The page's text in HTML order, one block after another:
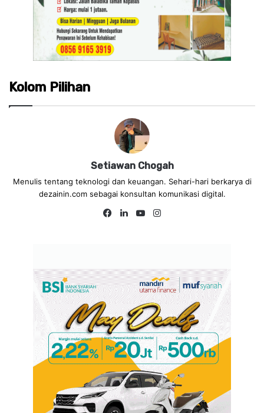
Kolom Pilihan
Setiawan Chogah
Menulis tentang teknologi dan keuangan. Sehari-hari berkarya di
dezainin.com sebagai konsultan komunikasi digital.
Fa
Lin
Yo